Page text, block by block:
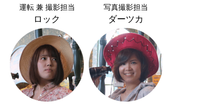
運転 兼 撮影担当
ロック
写真撮影担当
ダーツカ